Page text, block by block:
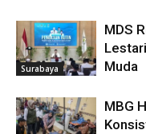
Surabaya
MDS
Muda
MBG